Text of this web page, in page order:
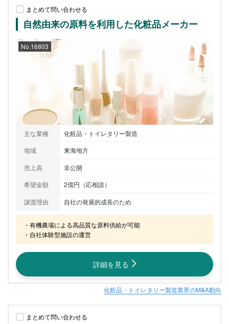
まとめて問い合わせる
自然由来の原料を利用した化粧品メーカー
No.16803
主な業種
化粧品・トイレタリー製造
地域
東海地方
売上高
非公開
希望金額
2億円（応相談）
譲渡理由
自社の発展的成長のため
・有機農場による高品質な原料供給が可能
・自社体験型施設の運営
詳細を見る
化粧品・トイレタリー製造業界のM&A動向
まとめて問い合わせる